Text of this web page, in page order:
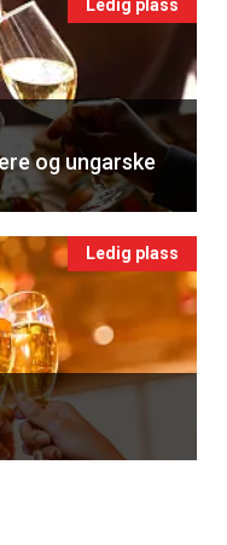
Ledig plass
og ungarske
Ledig plass